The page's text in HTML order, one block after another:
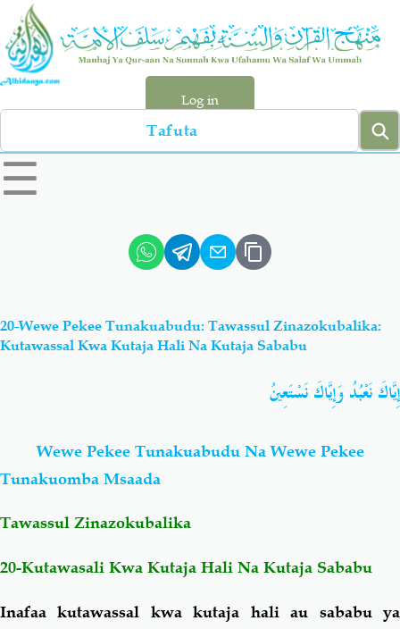
Skip
main
content
Log in
Search
left
sidebar
☰
Hadiyth
Aqiydah Manhaj
Bid-'ah (Uzushi)
Salaf Wa Ummah Firaq-Makundi
Akhlaaq-Aadaab Raqaaiq
20-Wewe Pekee Tunakuabudu: Tawassul Zinazokubalika:
Kutawassal Kwa Kutaja Hali Na Kutaja Sababu
إِيَّاكَ نَعْبُدُ وَإِيَّاكَ نَسْتَعِينُ
Wewe Pekee Tunakuabudu Na Wewe Pekee
Tunakuomba Msaada
Tawassul Zinazokubalika
20-Kutawasali Kwa Kutaja Hali Na Kutaja Sababu
Inafaa kutawassal kwa kutaja hali au sababu ya